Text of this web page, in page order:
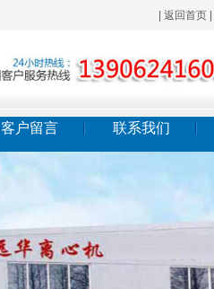
返回首页
客户留言 联系我们